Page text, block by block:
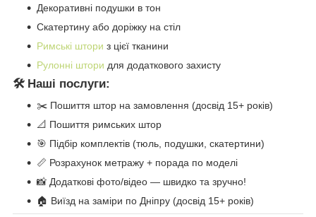
Декоративні подушки в тон
Скатертину або доріжку на стіл
Римські штори з цієї тканини
Рулонні штори для додаткового захисту
🛠️ Наші послуги:
✂️ Пошиття штор на замовлення (досвід 15+ років)
📐 Пошиття римських штор
🎯 Підбір комплектів (тюль, подушки, скатертини)
📏 Розрахунок метражу + порада по моделі
📸 Додаткові фото/відео — швидко та зручно!
🏠 Виїзд на заміри по Дніпру (досвід 15+ років)